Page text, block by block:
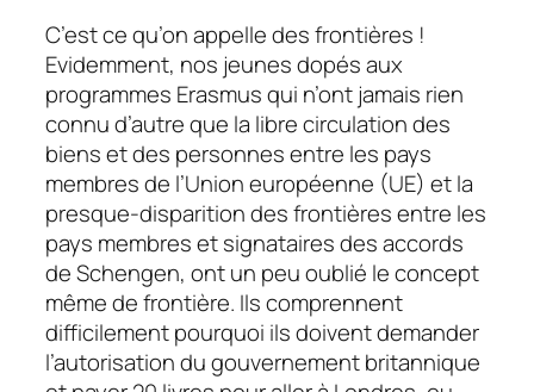
C’est ce qu’on appelle des frontières !
Evidemment, nos jeunes dopés aux
programmes Erasmusqui n’ont jamais rien
connu d’autre que la libre circulation des
biens et des personnes entre les pays
membres de l’Union européenne (UE) et la
presque-disparition des frontières entre les
pays membres et signataires des accords
de Schengen, ont un peu oublié le concept
même de frontière. Ils comprennent
difficilement pourquoi ils doivent demander
l’autorisation du gouvernement britannique